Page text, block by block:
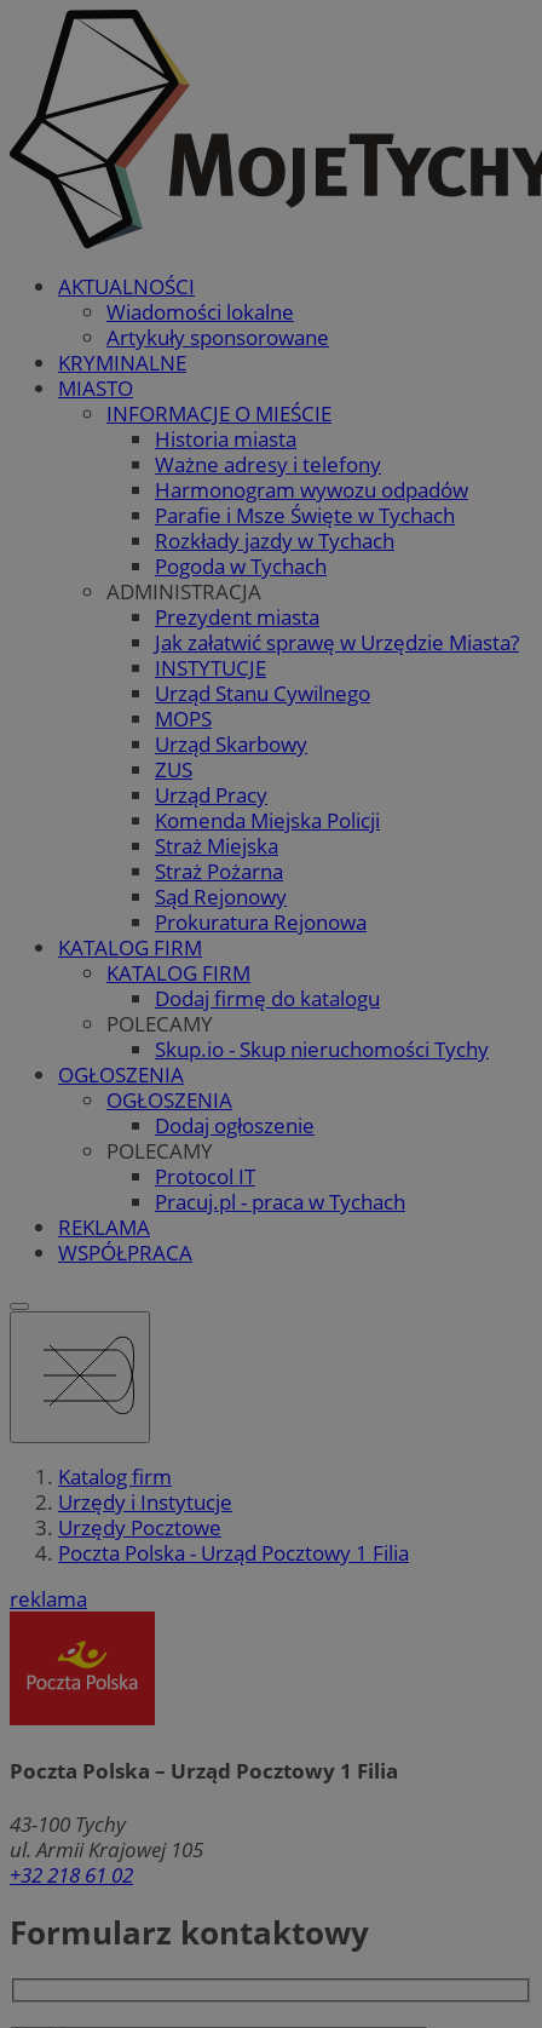
AKTUALNOŚCI
Wiadomości lokalne
Artykuły sponsorowane
KRYMINALNE
MIASTO
INFORMACJE O MIEŚCIE
Historia miasta
Ważne adresy i telefony
Harmonogram wywozu odpadów
Parafie i Msze Święte w Tychach
Rozkłady jazdy w Tychach
Pogoda w Tychach
ADMINISTRACJA
Prezydent miasta
Jak załatwić sprawę w Urzędzie Miasta?
INSTYTUCJE
Urząd Stanu Cywilnego
MOPS
Urząd Skarbowy
ZUS
Urząd Pracy
Komenda Miejska Policji
Straż Miejska
Straż Pożarna
Sąd Rejonowy
Prokuratura Rejonowa
KATALOG FIRM
KATALOG FIRM
Dodaj firmę do katalogu
POLECAMY
Skup.io - Skup nieruchomości Tychy
OGŁOSZENIA
OGŁOSZENIA
Dodaj ogłoszenie
POLECAMY
Protocol IT
Pracuj.pl - praca w Tychach
REKLAMA
WSPÓŁPRACA
Katalog firm
Urzędy i Instytucje
Urzędy Pocztowe
Poczta Polska - Urząd Pocztowy 1 Filia
reklama
Poczta Polska – Urząd Pocztowy 1 Filia
43-100 Tychy
ul. Armii Krajowej 105
+32 218 61 02
Formularz kontaktowy